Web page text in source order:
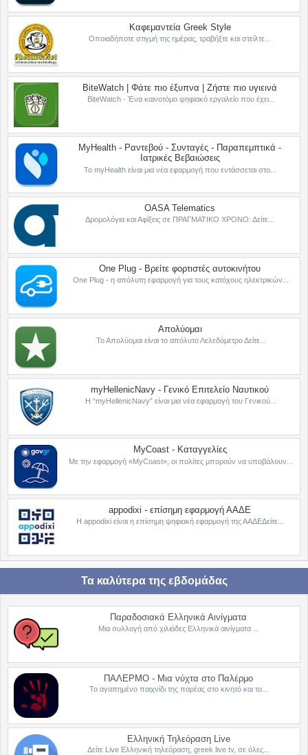
Καφεμαντεία Greek Style
Οποιαδήποτε στιγμή της ημέρας, τραβήξτε και στείλτε...
BiteWatch | Φάτε πιο έξυπνα | Ζήστε πιο υγιεινά
BiteWatch - Ένα καινοτόμο ψηφιακό εργαλείο που έχει...
MyHealth - Ραντεβού - Συνταγές - Παραπεμπτικά -
Ιατρικές Βεβαιώσεις
Το myHealth είναι μια νέα εφαρμογή που εντάσσεται στο...
OASA Telematics
Δρομολόγια και Αφίξεις σε ΠΡΑΓΜΑΤΙΚΟ ΧΡΟΝΟ: Δείτε...
One Plug - Βρείτε φορτιστές αυτοκινήτου
One Plug - η απόλυτη εφαρμογή για τους κατόχους ηλεκτρικών...
Απολύομαι
Το Απολύομαι είναι το απόλυτο Λελεδόμετρο Δείτε...
myHellenicNavy - Γενικό Επιτελείο Ναυτικού
Η “myHellenicNavy” είναι μια νέα εφαρμογή του Γενικού...
MyCoast - Καταγγελίες
Με την εφαρμογή «MyCoast», οι πολίτες μπορούν να υποβάλουν...
appodixi - επίσημη εφαρμογή ΑΑΔΕ
Η appodixi είναι η επίσημη ψηφιακή εφαρμογή της ΑΑΔΕΔείτε...
Τα καλύτερα της εβδομάδας
Παραδοσιακά Ελληνικά Αινίγματα
Μια συλλογή από χιλιάδες Ελληνικά αινίγματα ...
ΠΑΛΕΡΜΟ - Μια νύχτα στο Παλέρμο
Το αγαπημένο παιχνίδι της παρέας στο κινητό και το...
Ελληνική Τηλεόραση Live
Δείτε Live Ελληνική τηλεόραση, greek live tv, σε όλες...